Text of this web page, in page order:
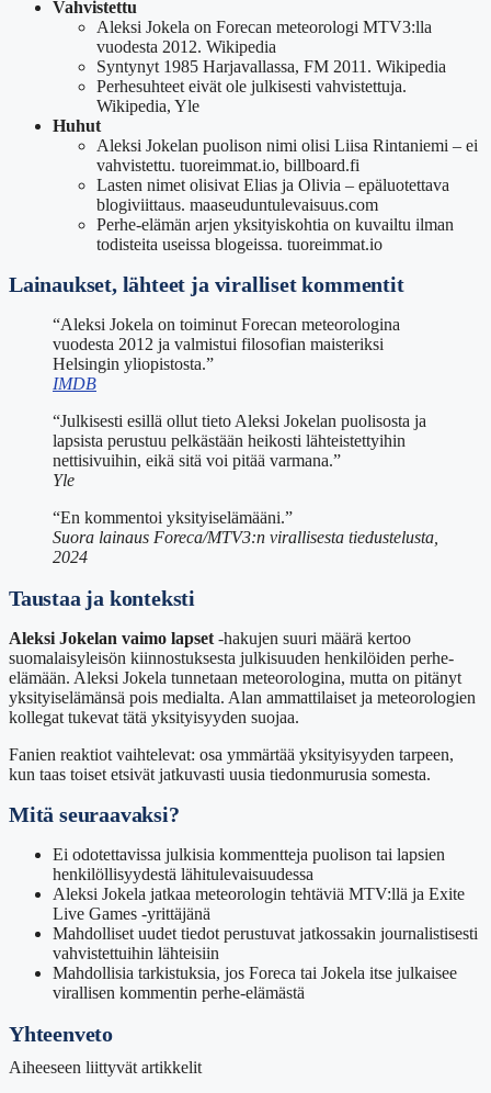
Vahvistettu
Aleksi Jokela on Forecan meteorologi MTV3:lla
vuodesta 2012. Wikipedia
Syntynyt 1985 Harjavallassa, FM 2011. Wikipedia
Perhesuhteet eivät ole julkisesti vahvistettuja.
Wikipedia, Yle
Huhut
Aleksi Jokelan puolison nimi olisi Liisa Rintaniemi – ei
vahvistettu. tuoreimmat.io, billboard.fi
Lasten nimet olisivat Elias ja Olivia – epäluotettava
blogiviittaus. maaseuduntulevaisuus.com
Perhe-elämän arjen yksityiskohtia on kuvailtu ilman
todisteita useissa blogeissa. tuoreimmat.io
Lainaukset, lähteet ja viralliset kommentit
“Aleksi Jokela on toiminut Forecan meteorologina
vuodesta 2012 ja valmistui filosofian maisteriksi
Helsingin yliopistosta.”
IMDB
“Julkisesti esillä ollut tieto Aleksi Jokelan puolisosta ja
lapsista perustuu pelkästään heikosti lähteistettyihin
nettisivuihin, eikä sitä voi pitää varmana.”
Yle
“En kommentoi yksityiselämääni.”
Suora lainaus Foreca/MTV3:n virallisesta tiedustelusta,
2024
Taustaa ja konteksti
Aleksi Jokelan vaimo lapset -hakujen suuri määrä kertoo
suomalaisyleisön kiinnostuksesta julkisuuden henkilöiden perhe-
elämään. Aleksi Jokela tunnetaan meteorologina, mutta on pitänyt
yksityiselämänsä pois medialta. Alan ammattilaiset ja meteorologien
kollegat tukevat tätä yksityisyyden suojaa.
Fanien reaktiot vaihtelevat: osa ymmärtää yksityisyyden tarpeen,
kun taas toiset etsivät jatkuvasti uusia tiedonmurusia somesta.
Mitä seuraavaksi?
Ei odotettavissa julkisia kommentteja puolison tai lapsien
henkilöllisyydestä lähitulevaisuudessa
Aleksi Jokela jatkaa meteorologin tehtäviä MTV:llä ja Exite
Live Games -yrittäjänä
Mahdolliset uudet tiedot perustuvat jatkossakin journalistisesti
vahvistettuihin lähteisiin
Mahdollisia tarkistuksia, jos Foreca tai Jokela itse julkaisee
virallisen kommentin perhe-elämästä
Yhteenveto
Aiheeseen liittyvät artikkelit